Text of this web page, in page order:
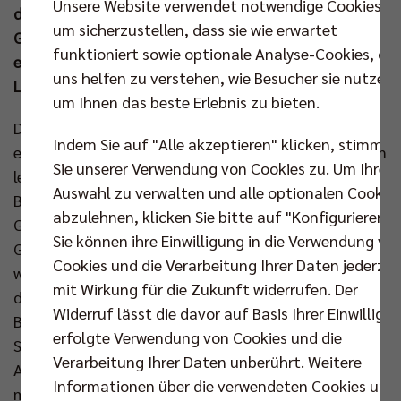
den MVP Cody Kessel heben mit diesem Heimsieg im
Gepäck am Montag in Richtung Lissabon ab, wo das
extrem wichtige Auswärtsmatch in der Champions
League bevorsteht.
Das Match eröffnete Saso Stalekar mit einem ersten
erfolgreichen Schnellangriff und das BR Volleys Team
legte mit Hannes Tille am Service einen echten
Blitzstart hin (5:0). Nach einer ersten Auszeit von
Gästetrainer Kolevich waren auch die Brandenburger
Gäste in der Max-Schmeling-Halle angekommen und
wehrten sich fortan nach Kräften. Das Schlusslicht
der Liga hatte jedoch gegen den Aufschlag und den
Block des Meisters zwei Sätze lang einen schweren
Stand (11:5, 16:7). Gegen Ende des
Auftaktdurchgangs begann bei den Berlinern ein
munteres Wechselspiel, unter anderem kam Leon
Unsere Website verwendet notwendige Cookies,
um sicherzustellen, dass sie wie erwartet
funktioniert sowie optionale Analyse-Cookies, die
uns helfen zu verstehen, wie Besucher sie nutzen,
um Ihnen das beste Erlebnis zu bieten.
Indem Sie auf "Alle akzeptieren" klicken, stimmen
Sie unserer Verwendung von Cookies zu. Um Ihre
Auswahl zu verwalten und alle optionalen Cookies
abzulehnen, klicken Sie bitte auf "Konfigurieren".
Sie können ihre Einwilligung in die Verwendung
Cookies und die Verarbeitung Ihrer Daten
mit Wirkung für die Zukunft widerrufen. Der
Widerruf lässt die davor auf Basis Ihrer
erfolgte Verwendung von Cookies und die
Verarbeitung Ihrer Daten unberührt. Weitere
Informationen über die verwendeten Cookies und